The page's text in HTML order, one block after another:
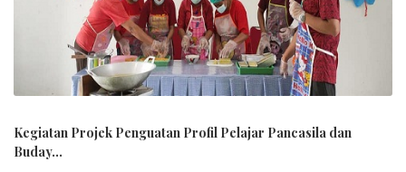
Kegiatan Projek Penguatan Profil Pelajar Pancasila dan
Buday...